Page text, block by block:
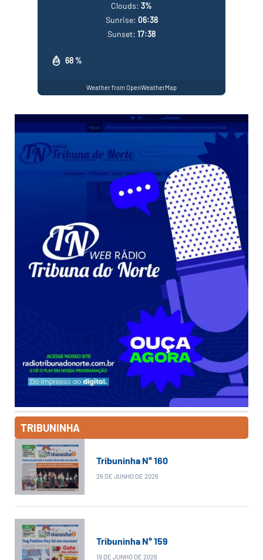
68 %
Clouds: 3%
Sunrise: 06:38
Sunset: 17:38
Weather from OpenWeatherMap
TRIBUNINHA
Tribuninha N° 160
26 DE JUNHO DE 2026
Tribuninha N° 159
19 DE JUNHO DE 2026